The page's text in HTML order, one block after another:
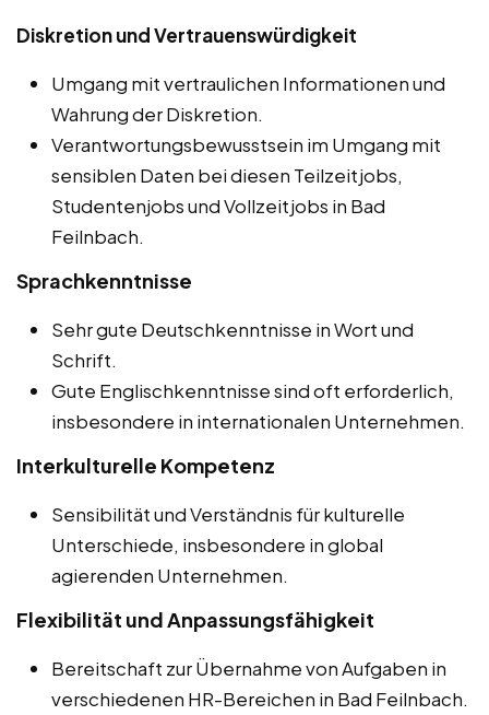
Diskretion und Vertrauenswürdigkeit
Umgang mit vertraulichen Informationen und
Wahrung der Diskretion.
Verantwortungsbewusstsein im Umgang mit
sensiblen Daten bei diesen Teilzeitjobs,
Studentenjobs und Vollzeitjobs in Bad
Feilnbach.
Sprachkenntnisse
Sehr gute Deutschkenntnisse in Wort und
Schrift.
Gute Englischkenntnisse sind oft erforderlich,
insbesondere in internationalen Unternehmen.
Interkulturelle Kompetenz
Sensibilität und Verständnis für kulturelle
Unterschiede, insbesondere in global
agierenden Unternehmen.
Flexibilität und Anpassungsfähigkeit
Bereitschaft zur Übernahme von Aufgaben in
verschiedenen HR-Bereichen in Bad Feilnbach.